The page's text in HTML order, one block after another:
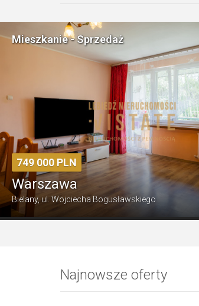
Działka - Sprzedaż
1 100 000 PLN
Świętochów
ul. Wiosenna
Najnowsze oferty